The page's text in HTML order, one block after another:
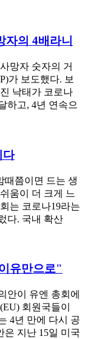
자의 4배라니
망자 숫자의 거
가 보도했다. 보
낙태가 코로나
하고, 4년 연속으
다
때쯤이면 드는 생
움이 더 크게 느
는 코로나19라는
다. 국내 확산
유만으로"
안이 유엔 총회에
회원국들이
4년 만에 다시 공
은 지난 15일 미국